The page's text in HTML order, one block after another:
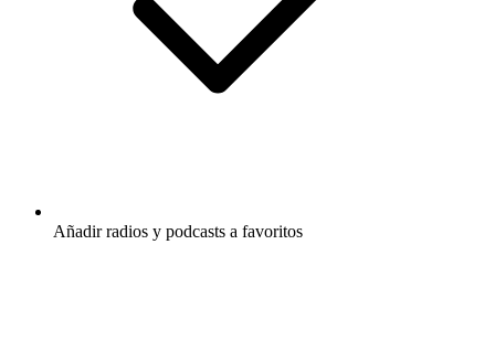
Añadir radios y podcasts a favoritos